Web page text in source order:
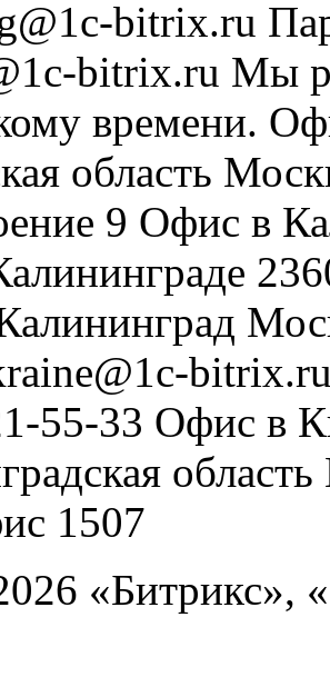
bitrix.ru
bitrix.ru Мы
времени.
область
9 Офис в
55-33 Офис в
область
1507
«Битрикс»,